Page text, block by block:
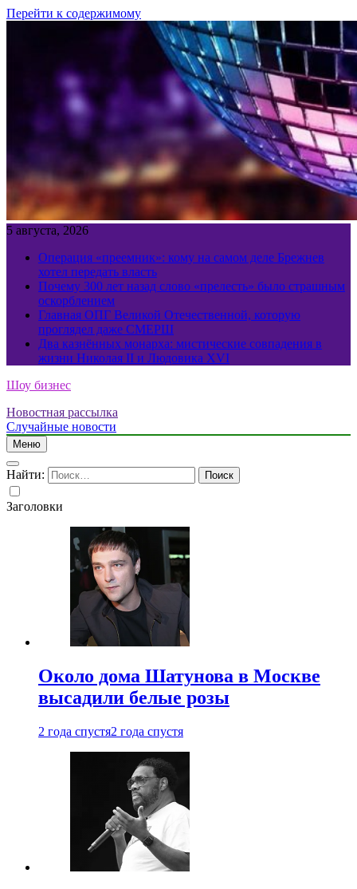
Перейти к содержимому
5 августа, 2026
Операция «преемник»: кому на самом деле Брежнев
хотел передать власть
Почему 300 лет назад слово «прелесть» было страшным
оскорблением
Главная ОПГ Великой Отечественной, которую
проглядел даже СМЕРШ
Два казнённых монарха: мистические совпадения в
жизни Николая II и Людовика XVI
Шоу бизнес
Новостная рассылка
Случайные новости
Меню
Найти:
Заголовки
Около дома Шатунова в Москве
высадили белые розы
2 года спустя2 года спустя